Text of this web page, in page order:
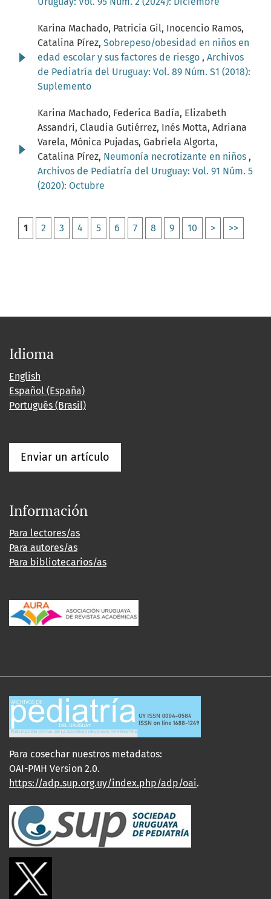
Karina Machado, Patricia Gil, Inocencio Ramos,
Catalina Pírez, Sobrepeso/obesidad en niños en
edad escolar y sus factores de riesgo , Archivos
de Pediatría del Uruguay: Vol. 89 Núm. S1 (2018):
Suplemento
Karina Machado, Federica Badía, Elizabeth
Assandri, Claudia Gutiérrez, Inés Motta, Adriana
Varela, Mónica Pujadas, Gabriela Algorta,
Catalina Pírez, Neumonía necrotizante en niños ,
Archivos de Pediatría del Uruguay: Vol. 91 Núm. 5
(2020): Octubre
1 2 3 4 5 6 7 8 9 10 > >>
Idioma
English
Español (España)
Português (Brasil)
Enviar un artículo
Información
Para lectores/as
Para autores/as
Para bibliotecarios/as
Para cosechar nuestros metadatos:
OAI-PMH Version 2.0.
https://adp.sup.org.uy/index.php/adp/oai.